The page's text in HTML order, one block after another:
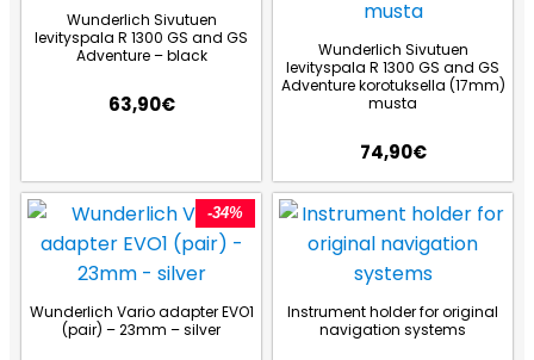
Wunderlich Sivutuen
levityspala R 1300 GS and GS
Adventure – black
63,90€
Wunderlich Sivutuen
levityspala R 1300 GS and GS
Adventure korotuksella (17mm)
musta
74,90€
-34%
Wunderlich Vario adapter EVO1
(pair) – 23mm – silver
Instrument holder for original
navigation systems